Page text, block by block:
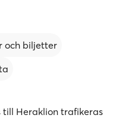
och biljetter
till Heraklion trafikeras